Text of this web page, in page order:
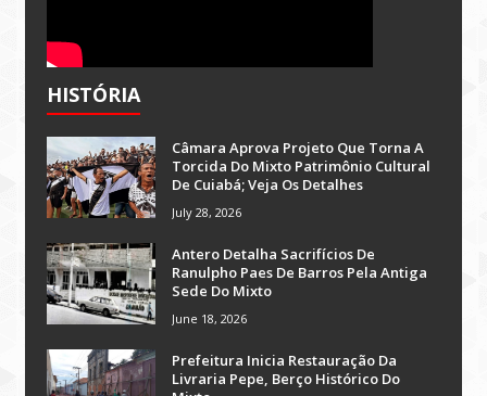
HISTÓRIA
Câmara Aprova Projeto Que Torna A
Torcida Do Mixto Patrimônio Cultural
De Cuiabá; Veja Os Detalhes
July 28, 2026
Antero Detalha Sacrifícios De
Ranulpho Paes De Barros Pela Antiga
Sede Do Mixto
June 18, 2026
Prefeitura Inicia Restauração Da
Livraria Pepe, Berço Histórico Do